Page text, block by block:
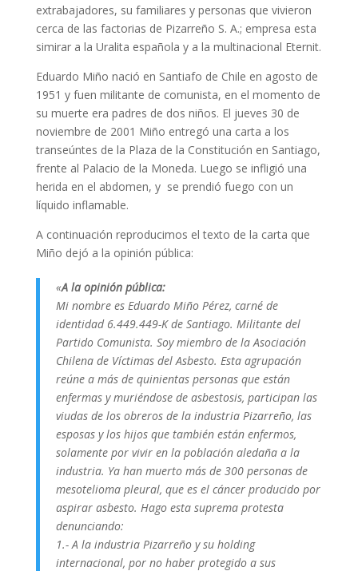
extrabajadores, su familiares y personas que vivieron
cerca de las factorias de Pizarreño S. A.; empresa esta
simirar a la Uralita española y a la multinacional Eternit.
Eduardo Miño nació en Santiafo de Chile en agosto de
1951 y fuen militante de comunista, en el momento de
su muerte era padres de dos niños. El jueves 30 de
noviembre de 2001 Miño entregó una carta a los
transeúntes de la Plaza de la Constitución en Santiago,
frente al Palacio de la Moneda. Luego se infligió una
herida en el abdomen, y se prendió fuego con un
líquido inflamable.
A continuación reproducimos el texto de la carta que
Miño dejó a la opinión pública:
«A la opinión pública:
Mi nombre es Eduardo Miño Pérez, carné de
identidad 6.449.449-K de Santiago. Militante del
Partido Comunista. Soy miembro de la Asociación
Chilena de Víctimas del Asbesto. Esta agrupación
reúne a más de quinientas personas que están
enfermas y muriéndose de asbestosis, participan las
viudas de los obreros de la industria Pizarreño, las
esposas y los hijos que también están enfermos,
solamente por vivir en la población aledaña a la
industria. Ya han muerto más de 300 personas de
mesotelioma pleural, que es el cáncer producido por
aspirar asbesto. Hago esta suprema protesta
denunciando:
1.- A la industria Pizarreño y su holding
internacional, por no haber protegido a sus